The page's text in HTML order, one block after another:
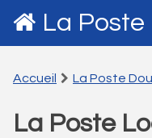
La Poste
Accueil La Poste
La Poste